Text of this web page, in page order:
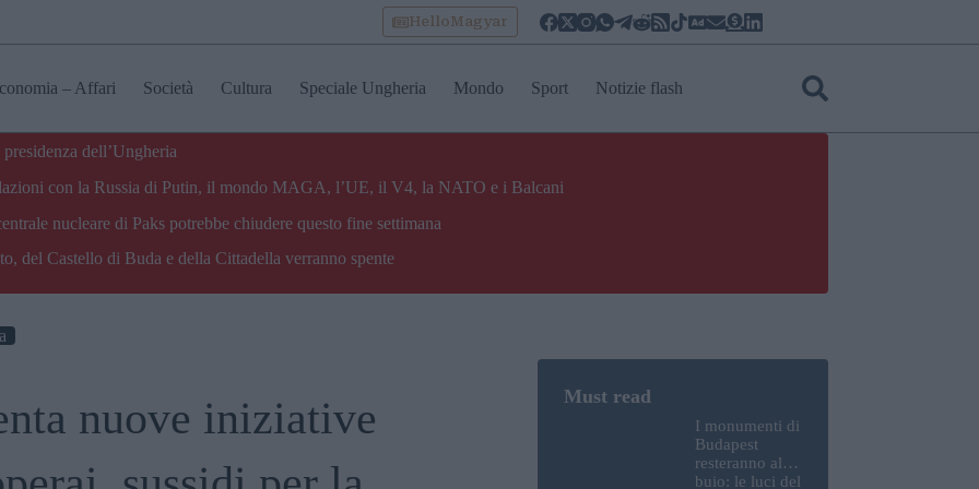
HelloMagyar
– Affari Società Cultura Speciale Ungheria Mondo Sport Notizie flash
dell’Ungheria
con la Russia di Putin, il mondo MAGA, l’UE, il V4, la NATO e i Balcani
nucleare di Paks potrebbe chiudere questo fine settimana
del Castello di Buda e della Cittadella verranno spente
nuove iniziative
I monumenti di
Budapest
resteranno al
buio: le luci del